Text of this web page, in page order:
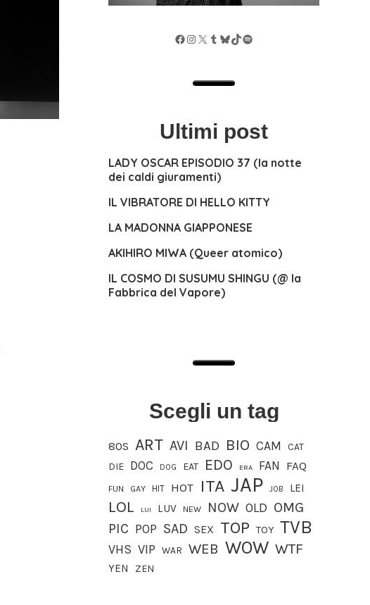
Facebook
Instagram
X Tumblr
Bluesky
TikTokSpotify
Ultimi post
LADY OSCAR EPISODIO 37 (la notte
dei caldi giuramenti)
IL VIBRATORE DI HELLO KITTY
LA MADONNA GIAPPONESE
AKIHIRO MIWA (Queer atomico)
IL COSMO DI SUSUMU SHINGU (@ la
Fabbrica del Vapore)
Scegli un tag
80S ART AVI BAD BIO CAM
CAT
DIE
DOC DOG EAT EDO ERA FAN FAQ
FUN GAY HIT HOT ITA JAP JOB LEI
LOL LUI LUV NEW NOW OLD OMG
PIC POP SAD SEX TOP TOY TVB
VHS VIP WAR WEB WOW WTF
YEN ZEN